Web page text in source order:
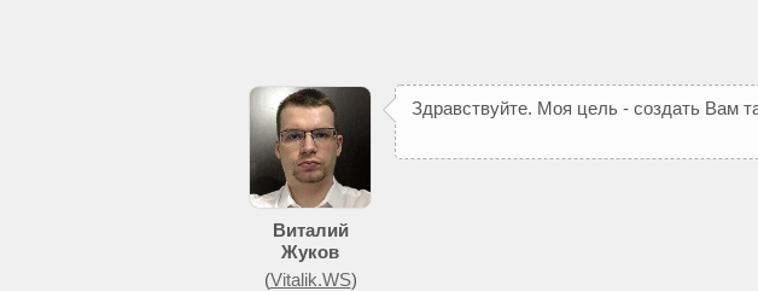
Виталий
Жуков
(Vitalik.WS)
Здравствуйте. Моя цель - создать Вам т